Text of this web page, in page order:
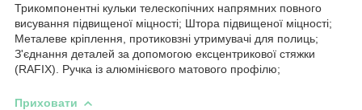
Трикомпонентні кульки телескопічних напрямних повного
висування підвищеної міцності; Штора підвищеної міцності;
Металеве кріплення, протиковзні утримувачі для полиць;
З'єднання деталей за допомогою ексцентрикової стяжки
(RAFIX). Ручка із алюмінієвого матового профілю;
Приховати